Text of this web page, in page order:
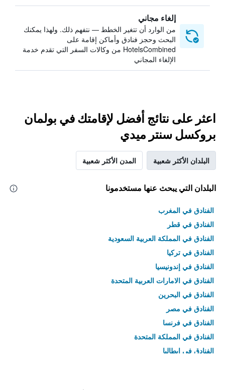
إلغاء مجاني
من الوارد أن تتغير الخطط — نتفهم ذلك. ولهذا يمكنك
البحث وحجز فنادق وأماكن إقامة على
HotelsCombined من وكالات السفر التي تقدم خدمة
الإلغاء المجاني
اعثر على نتائج أفضل لإقامتك في بولمان
بروكسل سنتر ميدي
البلدان الأكثر شعبية المدن الأكثر شعبية
البلدان التي يبحث عنها مستخدمونا
الفنادق في المغرب
الفنادق في قطر
الفنادق في المملكة العربية السعودية
الفنادق في تركيا
الفنادق في إندونيسيا
الفنادق في الامارات العربية المتحدة
الفنادق في البحرين
الفنادق في مصر
الفنادق في فرنسا
الفنادق في المملكة المتحدة
الفنادق في إيطاليا